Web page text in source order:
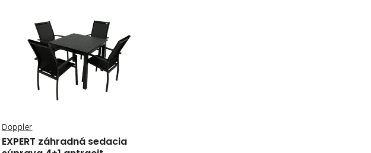
EXPERT záhradná sedacia
Doppler